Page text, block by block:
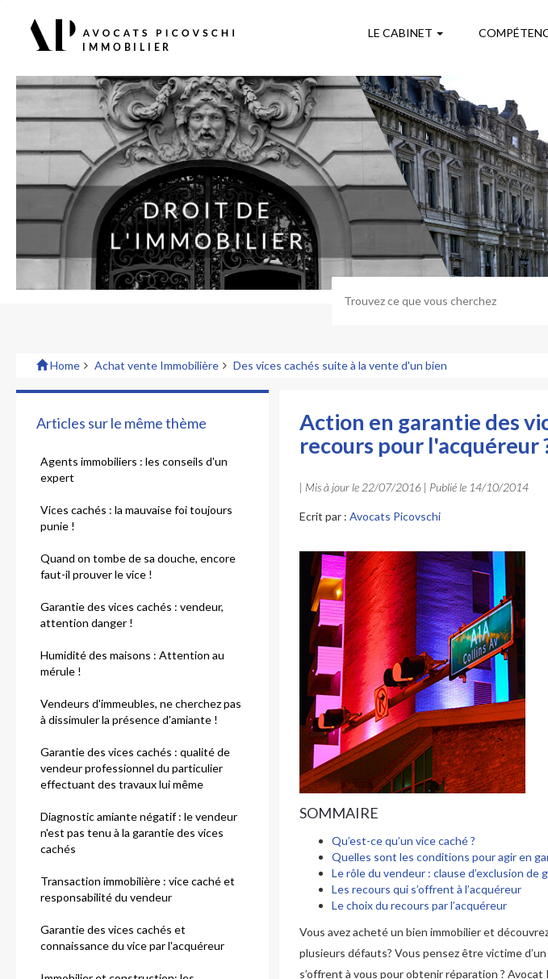
LE CABINET
Home Achat vente Immobilière Des vices cachés suite à la vente d'un bien
Articles sur le même thème
Agents immobiliers : les conseils d'un
expert
Vices cachés : la mauvaise foi toujours
punie !
Quand on tombe de sa douche, encore
faut-il prouver le vice !
Garantie des vices cachés : vendeur,
attention danger !
Humidité des maisons : Attention au
mérule !
Vendeurs d'immeubles, ne cherchez pas
à dissimuler la présence d'amiante !
Garantie des vices cachés : qualité de
vendeur professionnel du particulier
effectuant des travaux lui même
Diagnostic amiante négatif : le vendeur
n'est pas tenu à la garantie des vices
cachés
Transaction immobilière : vice caché et
responsabilité du vendeur
Garantie des vices cachés et
connaissance du vice par l'acquéreur
Action en garantie des
recours pour l'acquéreur
| Mis à jour le 22/07/2016 | Publié le 14/10/2014
Ecrit par : Avocats Picovschi
SOMMAIRE
Qu’est-ce qu’un vice caché ?
Quelles sont les conditions pour agir en
Le rôle du vendeur : clause d’exclusion de
Les recours qui s’offrent à l’acquéreur
Le choix du recours par l’acquéreur
Vous avez acheté un bien immobilier et
plusieurs défauts? Vous pensez être victime
s’offrent à vous pour obtenir réparation ? Avocat